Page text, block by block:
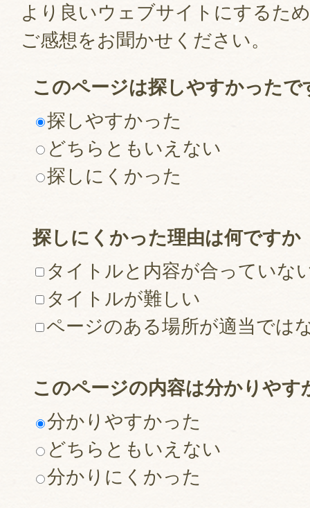
より良いウェブサイトにするた
ご感想をお聞かせください。
このページは探しやすかったで
探しやすかった
どちらともいえない
探しにくかった
探しにくかった理由は何ですか
タイトルと内容が合っていな
タイトルが難しい
ページのある場所が適当では
このページの内容は分かりやす
分かりやすかった
どちらともいえない
分かりにくかった